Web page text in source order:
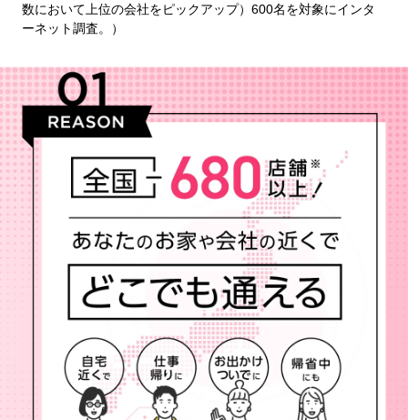
数において上位の会社をピックアップ）600名を対象にインタ
ーネット調査。）